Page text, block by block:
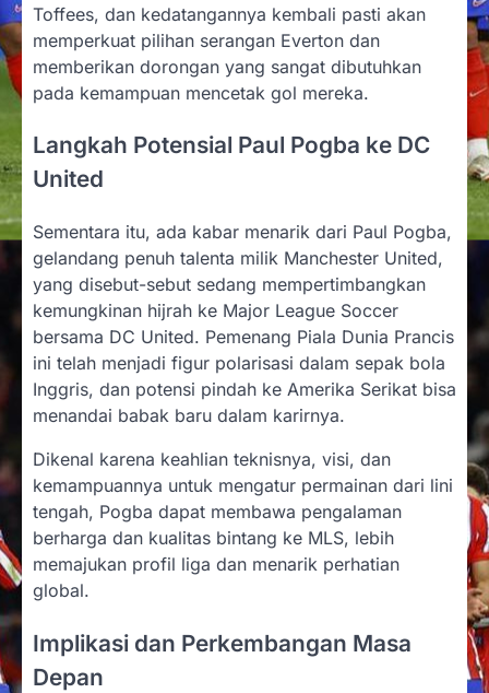
Toffees, dan kedatangannya kembali pasti akan
memperkuat pilihan serangan Everton dan
memberikan dorongan yang sangat dibutuhkan
pada kemampuan mencetak gol mereka.
Langkah Potensial Paul Pogba ke DC
United
Sementara itu, ada kabar menarik dari Paul Pogba,
gelandang penuh talenta milik Manchester United,
yang disebut-sebut sedang mempertimbangkan
kemungkinan hijrah ke Major League Soccer
bersama DC United. Pemenang Piala Dunia Prancis
ini telah menjadi figur polarisasi dalam sepak bola
Inggris, dan potensi pindah ke Amerika Serikat bisa
menandai babak baru dalam karirnya.
Dikenal karena keahlian teknisnya, visi, dan
kemampuannya untuk mengatur permainan dari lini
tengah, Pogba dapat membawa pengalaman
berharga dan kualitas bintang ke MLS, lebih
memajukan profil liga dan menarik perhatian
global.
Implikasi dan Perkembangan Masa
Depan